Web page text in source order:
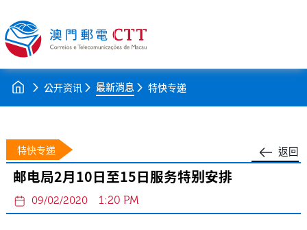
公开资讯 最新消息 特快专递
返回
特快专递
邮电局2月10日至15日服务特别安排
09/02/2020 1:20 PM